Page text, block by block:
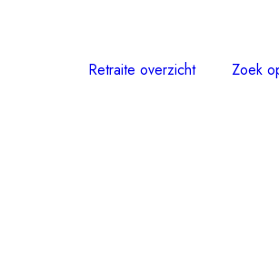
Retraite overzicht Zoek